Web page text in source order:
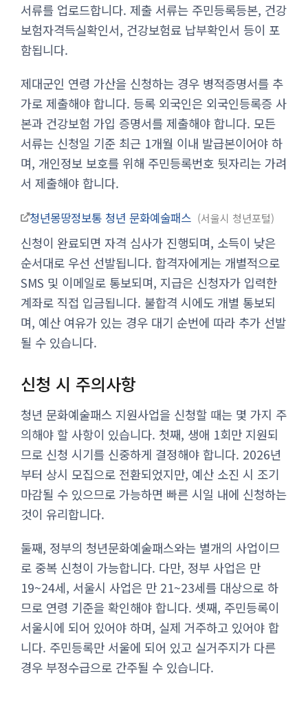
서류를 업로드합니다. 제출 서류는 주민등록등본, 건강
보험자격득실확인서, 건강보험료 납부확인서 등이 포
함됩니다.
제대군인 연령 가산을 신청하는 경우 병적증명서를 추
가로 제출해야 합니다. 등록 외국인은 외국인등록증 사
본과 건강보험 가입 증명서를 제출해야 합니다. 모든
서류는 신청일 기준 최근 1개월 이내 발급본이어야 하
며, 개인정보 보호를 위해 주민등록번호 뒷자리는 가려
서 제출해야 합니다.
청년몽땅정보통 청년 문화예술패스 서울시 청년포털
신청이 완료되면 자격 심사가 진행되며, 소득이 낮은
순서대로 우선 선발됩니다. 합격자에게는 개별적으로
SMS 및 이메일로 통보되며, 지급은 신청자가 입력한
계좌로 직접 입금됩니다. 불합격 시에도 개별 통보되
며, 예산 여유가 있는 경우 대기 순번에 따라 추가 선발
될 수 있습니다.
신청 시 주의사항
청년 문화예술패스 지원사업을 신청할 때는 몇 가지 주
의해야 할 사항이 있습니다. 첫째, 생애 1회만 지원되
므로 신청 시기를 신중하게 결정해야 합니다. 2026년
부터 상시 모집으로 전환되었지만, 예산 소진 시 조기
마감될 수 있으므로 가능하면 빠른 시일 내에 신청하는
것이 유리합니다.
둘째, 정부의 청년문화예술패스와는 별개의 사업이므
로 중복 신청이 가능합니다. 다만, 정부 사업은 만
19~24세, 서울시 사업은 만 21~23세를 대상으로 하
므로 연령 기준을 확인해야 합니다. 셋째, 주민등록이
서울시에 되어 있어야 하며, 실제 거주하고 있어야 합
니다. 주민등록만 서울에 되어 있고 실거주지가 다른
경우 부정수급으로 간주될 수 있습니다.